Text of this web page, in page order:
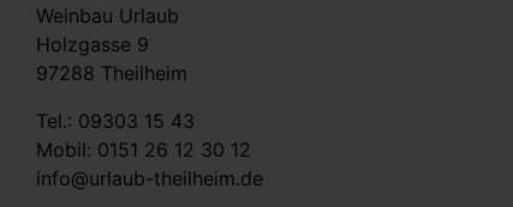
Weinbau Urlaub
Holzgasse 9
97288 Theilheim
Tel.: 09303 15 43
Mobil: 0151 26 12 30 12
info@urlaub-theilheim.de